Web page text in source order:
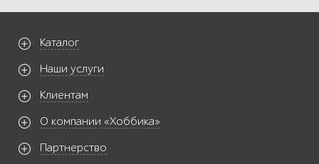
Каталог
Наши услуги
Клиентам
О компании «Хоббика»
Партнерство